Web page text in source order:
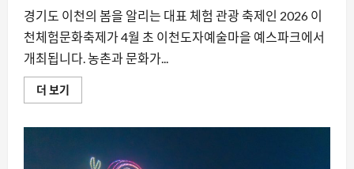
나
다
에
해
읽
보
경기도 이천의 봄을 알리는 대표 체험 관광 축제인 2026 이
천체험문화축제가 4월 초 이천도자예술마을 예스파크에서
개최됩니다. 농촌과 문화가...
더 보기
이